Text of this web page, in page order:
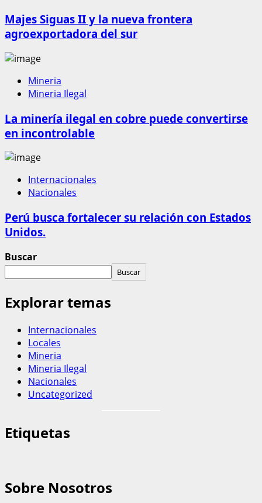
Majes Siguas II y la nueva frontera
agroexportadora del sur
Mineria
Mineria Ilegal
La minería ilegal en cobre puede convertirse
en incontrolable
Internacionales
Nacionales
Perú busca fortalecer su relación con Estados
Unidos.
Buscar
Buscar
Explorar temas
Internacionales
Locales
Mineria
Mineria Ilegal
Nacionales
Uncategorized
Etiquetas
Sobre Nosotros